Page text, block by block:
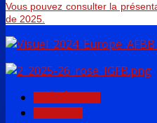
Vous pouvez consulter la
de 2025.